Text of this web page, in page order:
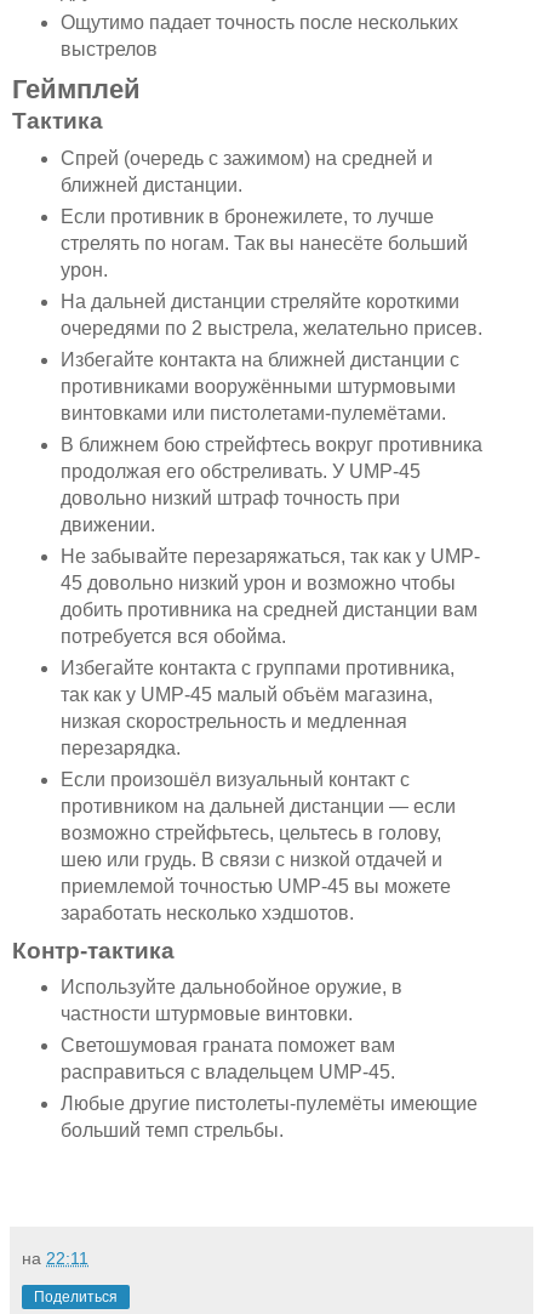
Ощутимо падает точность после нескольких
выстрелов
Геймплей
Тактика
Спрей (очередь с зажимом) на средней и
ближней дистанции.
Если противник в бронежилете, то лучше
стрелять по ногам. Так вы нанесёте больший
урон.
На дальней дистанции стреляйте короткими
очередями по 2 выстрела, желательно присев.
Избегайте контакта на ближней дистанции с
противниками вооружёнными штурмовыми
винтовками или пистолетами-пулемётами.
В ближнем бою стрейфтесь вокруг противника
продолжая его обстреливать. У UMP-45
довольно низкий штраф точность при
движении.
Не забывайте перезаряжаться, так как у UMP-
45 довольно низкий урон и возможно чтобы
добить противника на средней дистанции вам
потребуется вся обойма.
Избегайте контакта с группами противника,
так как у UMP-45 малый объём магазина,
низкая скорострельность и медленная
перезарядка.
Если произошёл визуальный контакт с
противником на дальней дистанции — если
возможно стрейфьтесь, цельтесь в голову,
шею или грудь. В связи с низкой отдачей и
приемлемой точностью UMP-45 вы можете
заработать несколько хэдшотов.
Контр-тактика
Используйте дальнобойное оружие, в
частности штурмовые винтовки.
Светошумовая граната поможет вам
расправиться с владельцем UMP-45.
Любые другие пистолеты-пулемёты имеющие
больший темп стрельбы.
на 22:11
Поделиться